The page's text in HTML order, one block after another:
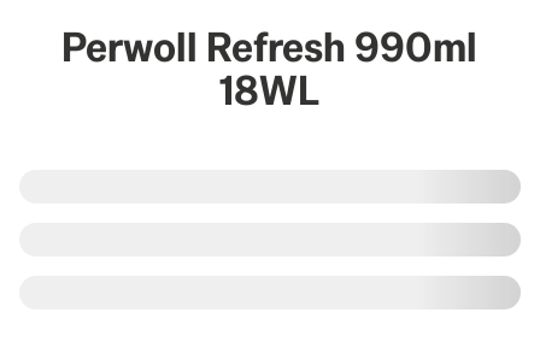
Perwoll Refresh 990ml
18WL